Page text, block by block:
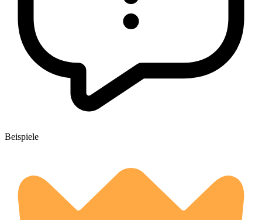
Beispiele